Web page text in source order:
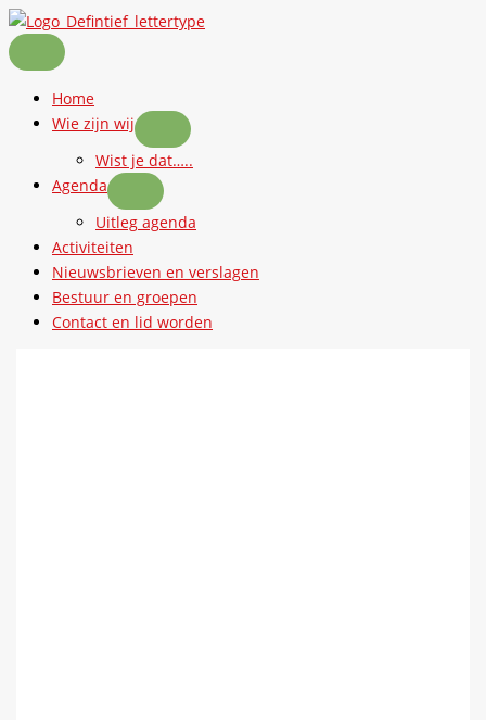
Ga
naar
de
inhoudHome
Wie zijn wij
Wist je dat…..
Agenda
Uitleg agenda
Activiteiten
Nieuwsbrieven en verslagen
Bestuur en groepen
Contact en lid worden